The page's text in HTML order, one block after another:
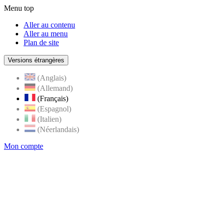
Menu top
Aller au contenu
Aller au menu
Plan de site
Versions étrangères
(Anglais)
(Allemand)
(Français)
(Espagnol)
(Italien)
(Néerlandais)
Mon compte